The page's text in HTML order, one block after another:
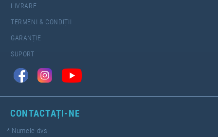
LIVRARE
TERMENI & CONDIȚII
GARANȚIE
SUPORT
CONTACTAȚI-NE
* Numele dvs